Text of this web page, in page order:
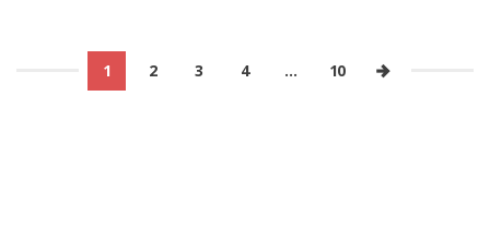
1 2 3 4 … 10